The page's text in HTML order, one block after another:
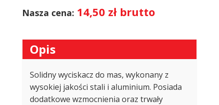
Nasza cena: 14,50 zł brutto
Opis
Solidny wyciskacz do mas, wykonany z
wysokiej jakości stali i aluminium. Posiada
dodatkowe wzmocnienia oraz trwały